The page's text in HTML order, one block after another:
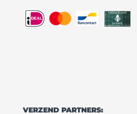
VERZEND PARTNERS: